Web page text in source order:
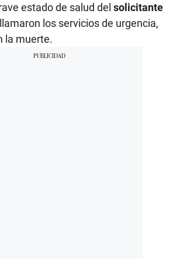
estado de salud del solicitante
los servicios de urgencia,
la muerte.